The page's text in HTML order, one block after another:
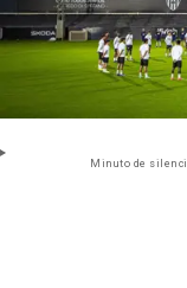
Minuto de